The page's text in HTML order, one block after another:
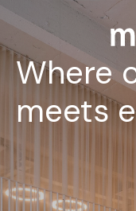
Where
meets